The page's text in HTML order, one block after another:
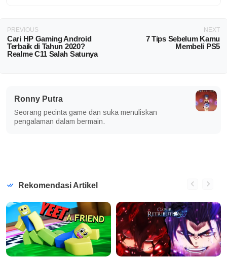
PREVIOUS
Cari HP Gaming Android
Terbaik di Tahun 2020?
Realme C11 Salah Satunya
NEXT
7 Tips Sebelum Kamu
Membeli PS5
Ronny Putra
Seorang pecinta game dan suka menuliskan
pengalaman dalam bermain.
Rekomendasi Artikel